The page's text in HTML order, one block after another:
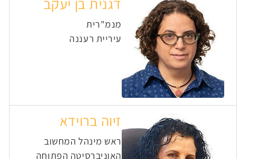
דגנית בן יעקב
מנמ"רית
עיריית רעננה
זיוה ברוידא
ראש מינהל המחשוב
האוניברסיטה הפתוחה